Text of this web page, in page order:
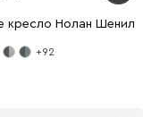
кресло Нолан
+92